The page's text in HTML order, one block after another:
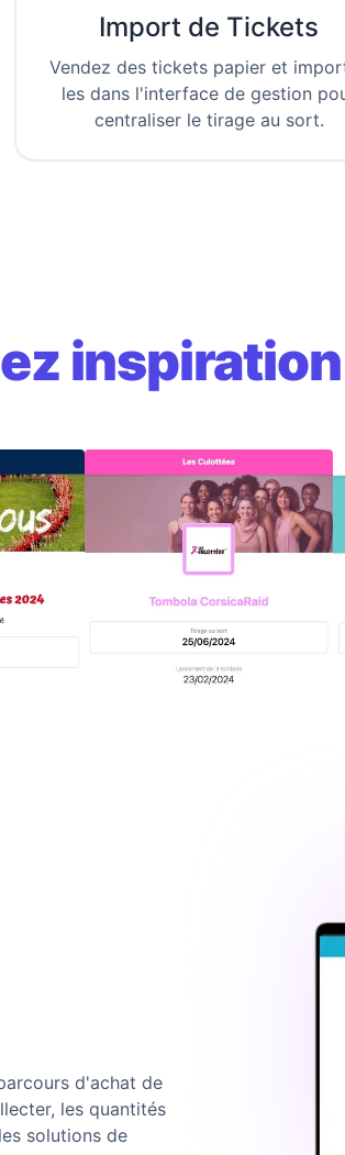
Import de Tickets
Vendez des tickets papier et
les dans l'interface de gestion
centraliser le tirage au sort.
inspiration
d'achat de
les quantités
solutions de